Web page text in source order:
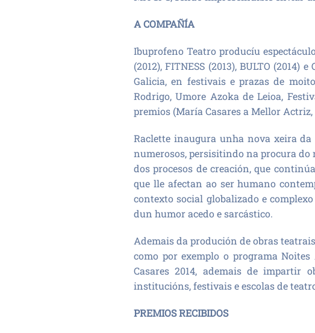
A COMPAÑÍA
Ibuprofeno Teatro producíu
(2012), FITNESS (2013), BULTO
Galicia, en festivais e prazas de
Rodrigo, Umore Azoka de Leioa,
premios (María Casares a Mellor
Raclette inaugura unha nova xeira
numerosos, persisitindo na procura do
dos procesos de creación, que
que lle afectan ao ser humano
contexto social globalizado e
dun humor acedo e sarcástico.
Ademais da produción de obras
como por exemplo o programa
Casares 2014, ademais de impartir
institucións, festivais e escolas de
PREMIOS RECIBIDOS